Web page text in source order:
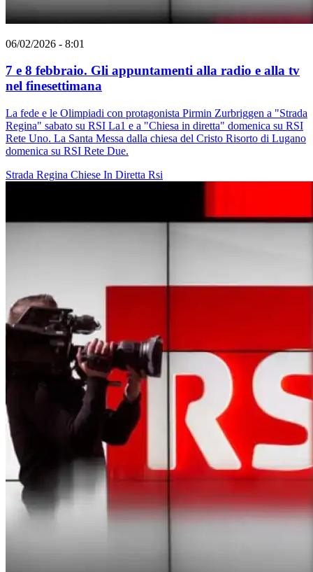
06/02/2026 - 8:01
7 e 8 febbraio. Gli appuntamenti alla radio e alla tv
nel finesettimana
La fede e le Olimpiadi con protagonista Pirmin Zurbriggen a "Strada
Regina" sabato su RSI La1 e a "Chiesa in diretta" domenica su RSI
Rete Uno. La Santa Messa dalla chiesa del Cristo Risorto di Lugano
domenica su RSI Rete Due.
Strada Regina Chiese In Diretta Rsi